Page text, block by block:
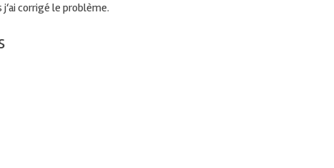
j‘ai corrigé le problème.